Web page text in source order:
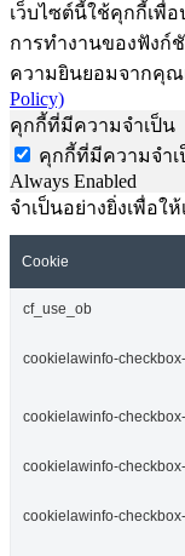
เว็บไซต์นี้ใช้คุกกี้เพื่
การทำงานของฟังก์
ความยินยอมจากคุณ
Policy)
คุกกี้ที่มีความจำเป็น
คุกกี้ที่มีความจำเ
Always Enabled
จำเป็นอย่างยิ่งเพื่อ
Cookie
cf_use_ob
cookielawinfo-
cookielawinfo-
cookielawinfo-
cookielawinfo-